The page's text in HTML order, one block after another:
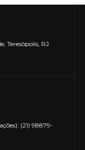
Teresópolis, RJ
(21) 98879-